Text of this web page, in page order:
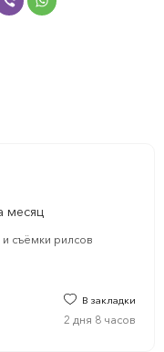
месяц
съёмки рилсов
В закладки
2 дня 8 часов